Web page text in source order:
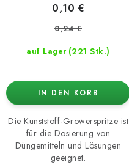
auf Lager (221 Stk.)
0,10 €
0,24 €
IN DEN KORB
Die Kunststoff-Growerspritze ist
für die Dosierung von
Düngemitteln und Lösungen
geeignet.